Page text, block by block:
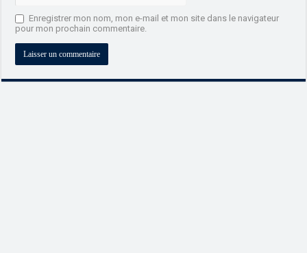
Enregistrer mon nom, mon e-mail et mon site dans le navigateur
pour mon prochain commentaire.